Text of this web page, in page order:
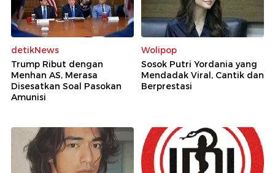
detikNews
Trump Ribut dengan
Menhan AS, Merasa
Disesatkan Soal Pasokan
Amunisi
Wolipop
Sosok Putri Yordania yang
Mendadak Viral, Cantik dan
Berprestasi